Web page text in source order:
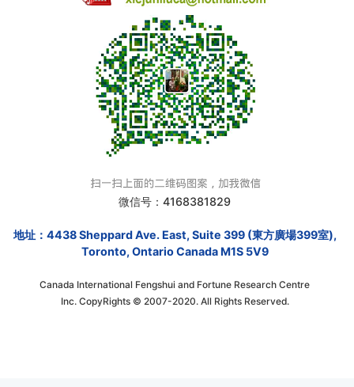
微信号：4168381829
地址：4438 Sheppard Ave. East, Suite 399 (東方廣場399室),
Toronto, Ontario Canada M1S 5V9
Canada International Fengshui and Fortune Research Centre
Inc. CopyRights © 2007-2020. All Rights Reserved.